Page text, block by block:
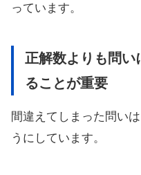
っています。
正解数よりも問い
ることが重要
間違えてしまった問い
うにしています。